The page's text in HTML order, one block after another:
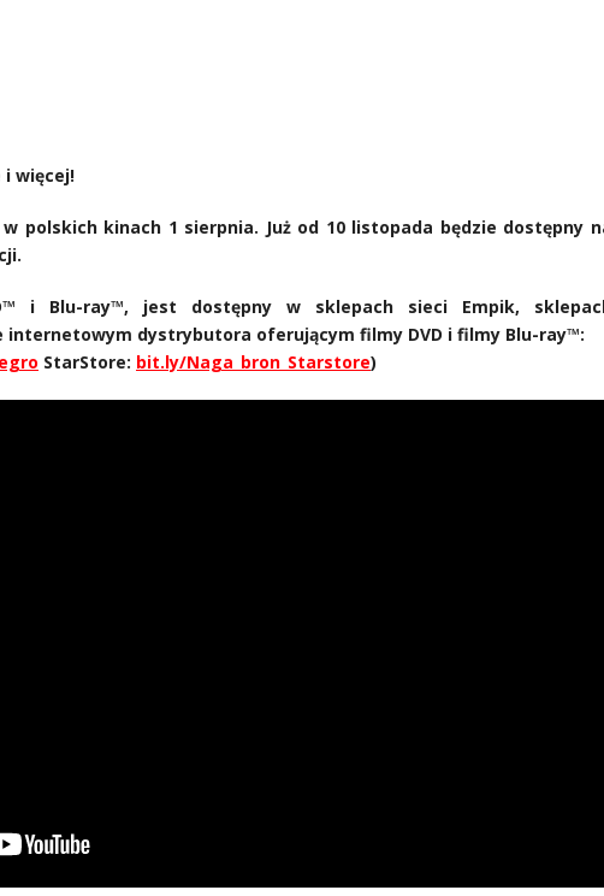
i więcej!
w polskich kinach 1 sierpnia. Już od 10 listopada będzie dostępny
i Blu-ray™, jest dostępny w sklepach sieci Empik,
dystrybutora oferującym filmy DVD i filmy Blu-ray™:
StarStore: bit.ly/Naga_bron_Starstore)